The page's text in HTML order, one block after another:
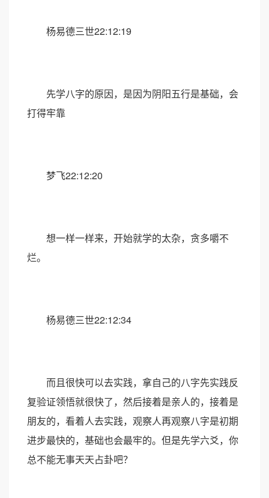
杨易德三世22:12:19
先学八字的原因，是因为阴阳五行是基础，会
打得牢靠
梦飞22:12:20
想一样一样来，开始就学的太杂，贪多嚼不
烂。
杨易德三世22:12:34
而且很快可以去实践，拿自己的八字先实践反
复验证领悟就很快了，然后接着是亲人的，接着是
朋友的，看着人去实践，观察人再观察八字是初期
进步最快的，基础也会最牢的。但是先学六爻，你
总不能无事天天占卦吧？